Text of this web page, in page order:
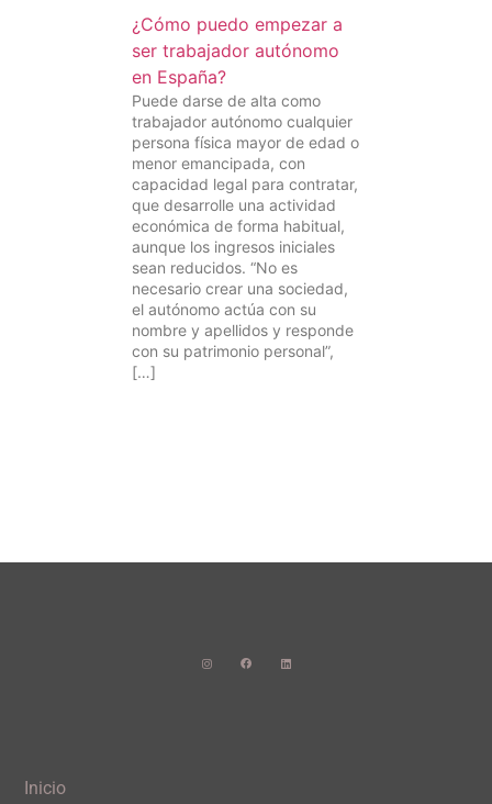
¿Cómo puedo empezar a
ser trabajador autónomo
en España?
Puede darse de alta como
trabajador autónomo cualquier
persona física mayor de edad o
menor emancipada, con
capacidad legal para contratar,
que desarrolle una actividad
económica de forma habitual,
aunque los ingresos iniciales
sean reducidos. “No es
necesario crear una sociedad,
el autónomo actúa con su
nombre y apellidos y responde
con su patrimonio personal”,
[…]
Inicio